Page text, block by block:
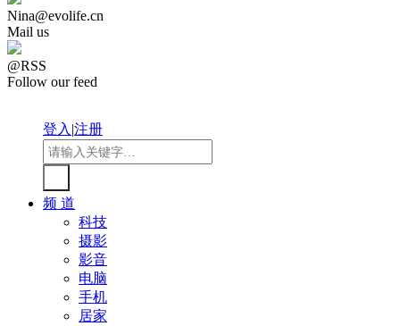
Nina@evolife.cn
Mail us
@RSS
Follow our feed
登入|注册
频 道
科技
摄影
影音
电脑
手机
居家